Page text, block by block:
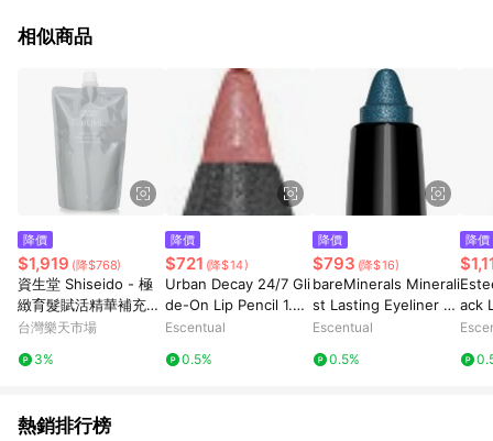
的購回饋活動享Yahoo超贈點回饋者 - 購物中心商店之商品：商
3. 訂單回饋金額將扣除運費/購物金/超贈點/福利金/紅利折抵/折
價券等虛擬貨幣折抵 4. 大宗採購或批發轉賣不具回饋資格： 如
有相關事證認定您為大宗採購、批發轉賣而非最終消費使用者，
相關認定以Yahoo購物中心之認定為準
相似商品
降價
$1,919 (降$768)
資生堂 Shiseido - 極
緻育髮賦活精華補充裝
(稀薄髮質)
台灣樂天市場
3%
降價
$721 (降$14)
Urban Decay 24/7 Gli
de-On Lip Pencil 1.2g
Peyote
Escentual
0.5%
降價
$793 (降$16)
bareMinerals Minerali
st Lasting Eyeliner 0.
35g Aquamarine
Escentual
0.5%
降價
ack
nyx
熱銷排行榜